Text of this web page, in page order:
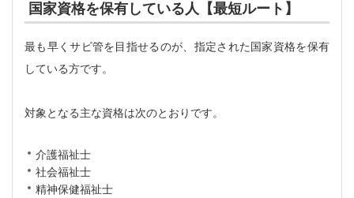
国家資格を保有している人【最短ルート】
最も早くサビ管を目指せるのが、指定された国家資格を保有
している方です。
対象となる主な資格は次のとおりです。
介護福祉士
社会福祉士
精神保健福祉士